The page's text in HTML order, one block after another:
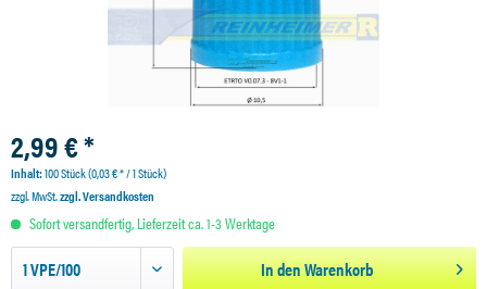
2,99 € *
Inhalt:100 Stück (0,03 € * / 1 Stück)
zzgl. MwSt.zzgl. Versandkosten
Sofort versandfertig, Lieferzeit ca. 1-3 Werktage
In denWarenkorb